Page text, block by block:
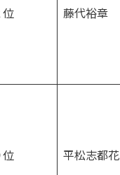
位 藤代裕章
位 平松志都花